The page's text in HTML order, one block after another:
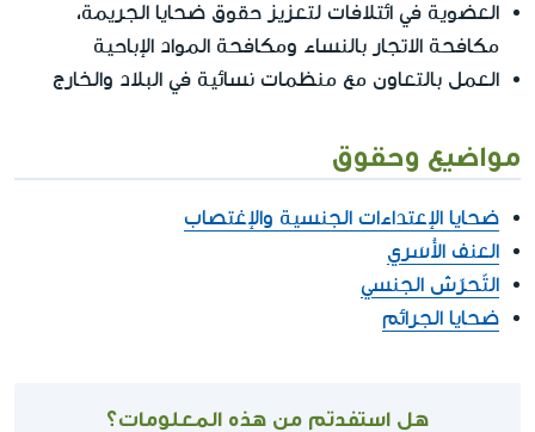
العضوية في ائتلافات لتعزيز حقوق ضحايا الجريمة،
مكافحة الاتجار بالنساء ومكافحة المواد الإباحية
العمل بالتعاون مع منظمات نسائية في البلاد والخارج
مواضيع وحقوق
ضحايا الإعتداءات الجنسية والإغتصاب
العنف الأُسَري
التّحرّش الجنسي
ضحايا الجرائم
هل استفدتم من هذه المعلومات؟